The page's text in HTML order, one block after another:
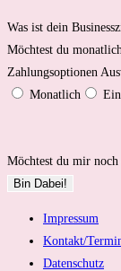
Was ist dein
Möchtest du
Zahlungsoptionen
Monatlich
Möchtest du mir
Bin Dabei!
Impressum
Kontakt/
Datenschutz